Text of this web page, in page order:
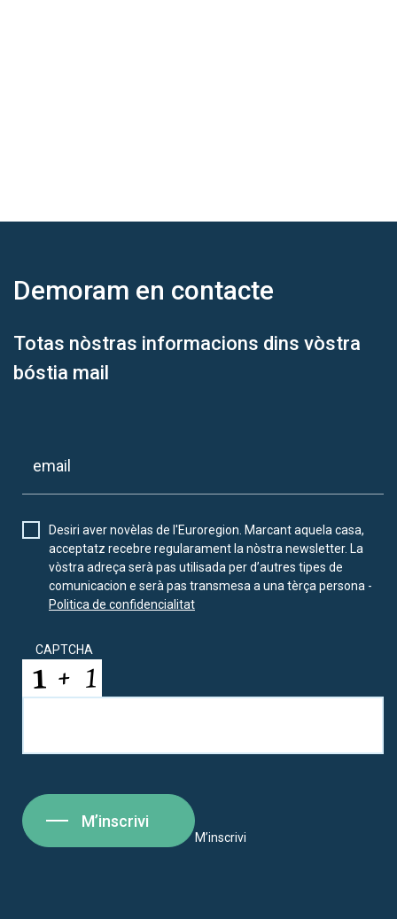
Demoram en contacte
Totas nòstras informacions dins vòstra
bóstia mail
Desiri aver novèlas de l'Euroregion. Marcant aquela casa,
acceptatz recebre regularament la nòstra newsletter. La
vòstra adreça serà pas utilisada per d’autres tipes de
comunicacion e serà pas transmesa a una tèrça persona -
Politica de confidencialitat
CAPTCHA
M’inscrivi
M’inscrivi